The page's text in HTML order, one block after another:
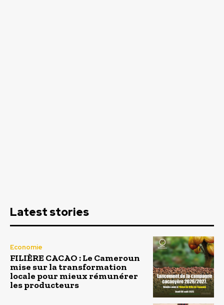
Latest stories
Economie
FILIÈRE CACAO : Le Cameroun
mise sur la transformation
locale pour mieux rémunérer
les producteurs